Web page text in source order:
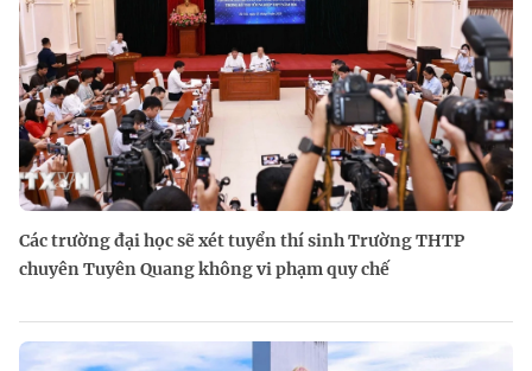
Các trường đại học sẽ xét tuyển thí sinh Trường THTP
chuyên Tuyên Quang không vi phạm quy chế